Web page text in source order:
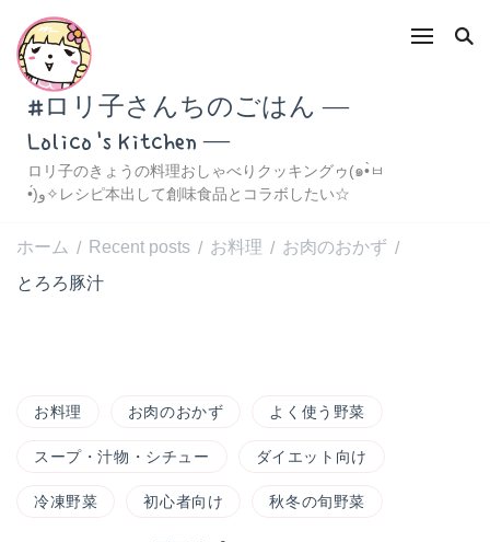
#ロリ子さんちのごはん ―
Lolico's Kitchen ―
ロリ子のきょうの料理おしゃべりクッキングゥ(๑•̀ㅂ
•́)و✧レシピ本出して創味食品とコラボしたい☆
ホーム / Recent posts / お料理 / お肉のおかず /
とろろ豚汁
お料理 お肉のおかず よく使う野菜
スープ・汁物・シチュー ダイエット向け
冷凍野菜 初心者向け 秋冬の旬野菜